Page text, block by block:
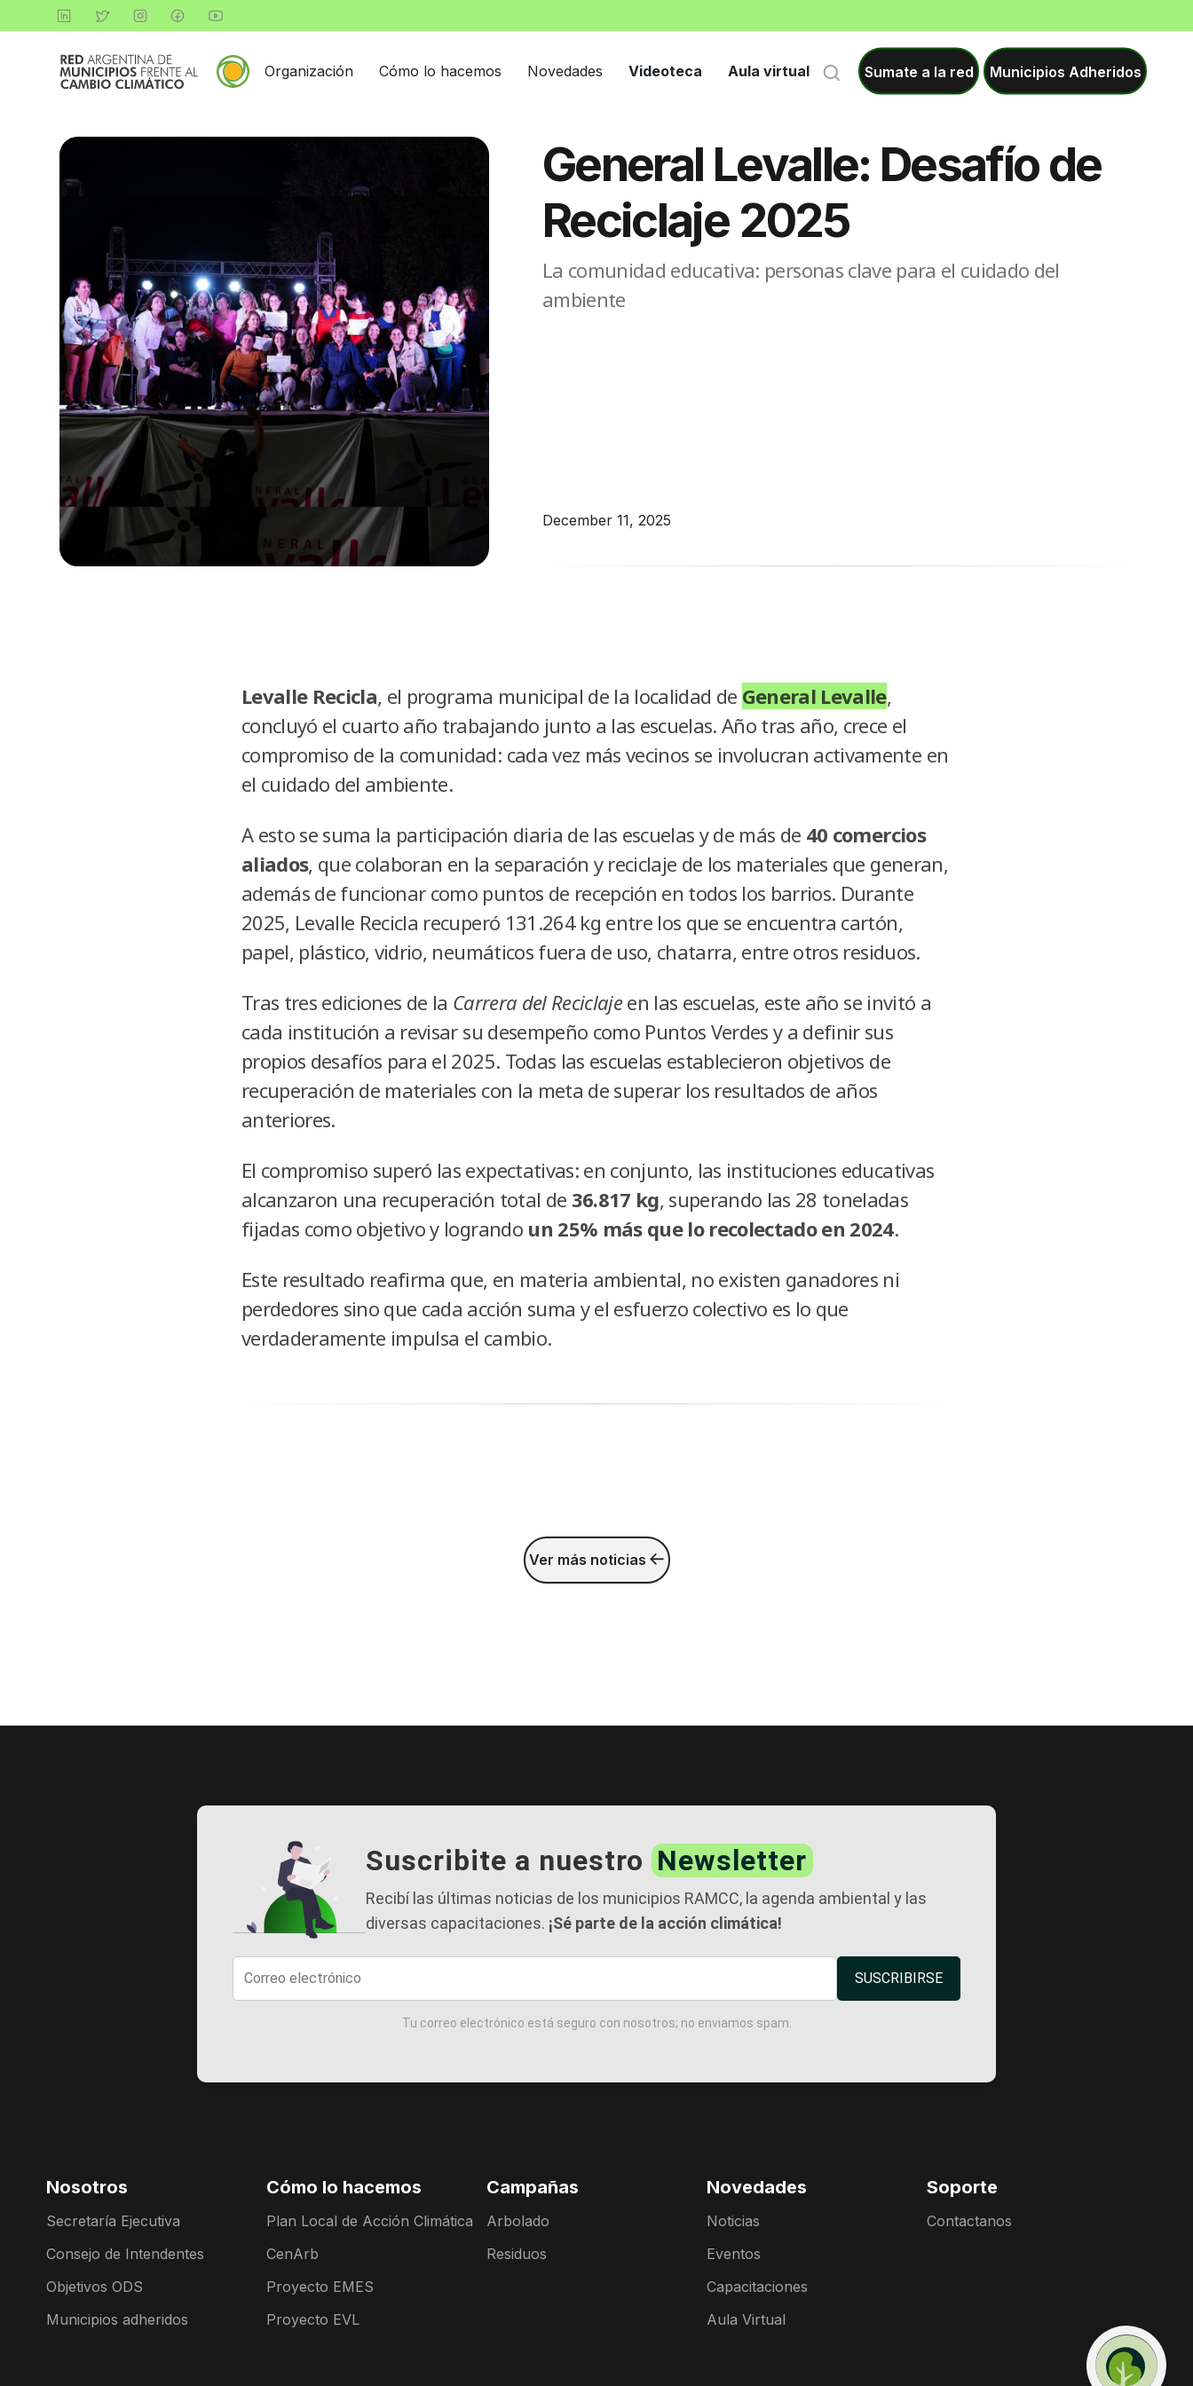
Organización Cómo lo hacemos Novedades Videoteca Aula virtual Sumate a la red Municipios Adheridos
General Levalle: Desafío de
Reciclaje 2025
La comunidad educativa: personas clave para el cuidado del
ambiente
December 11, 2025
Levalle Recicla, el programa municipal de la localidad de General Levalle,
concluyó el cuarto año trabajando junto a las escuelas. Año tras año, crece el
compromiso de la comunidad: cada vez más vecinos se involucran activamente en
el cuidado del ambiente.
A esto se suma la participación diaria de las escuelas y de más de 40 comercios
aliados, que colaboran en la separación y reciclaje de los materiales que generan,
además de funcionar como puntos de recepción en todos los barrios. Durante
2025, Levalle Recicla recuperó 131.264 kg entre los que se encuentra cartón,
papel, plástico, vidrio, neumáticos fuera de uso, chatarra, entre otros residuos.
Tras tres ediciones de la Carrera del Reciclajeen las escuelas, este año se invitó a
cada institución a revisar su desempeño como Puntos Verdes y a definir sus
propios desafíos para el 2025. Todas las escuelas establecieron objetivos de
recuperación de materiales con la meta de superar los resultados de años
anteriores.
El compromiso superó las expectativas: en conjunto, las instituciones educativas
alcanzaron una recuperación total de 36.817 kg, superando las 28 toneladas
fijadas como objetivo y logrando un 25% más que lo recolectado en 2024.
Este resultado reafirma que, en materia ambiental, no existen ganadores ni
perdedores sino que cada acción suma y el esfuerzo colectivo es lo que
verdaderamente impulsa el cambio.
Ver más noticias
Suscribite a nuestro Newsletter
Recibí las últimas noticias de los municipios RAMCC, la agenda ambiental y las
diversas capacitaciones. ¡Sé parte de la acción climática!
SUSCRIBIRSE
Tu correo electrónico está seguro con nosotros; no enviamos spam.
Nosotros
Secretaría Ejecutiva
Consejo de Intendentes
Objetivos ODS
Municipios adheridos
Cómo lo hacemos
Plan Local de Acción Climática
CenArb
Proyecto EMES
Proyecto EVL
Campañas
Arbolado
Residuos
Novedades
Noticias
Eventos
Capacitaciones
Aula Virtual
Soporte
Contactanos